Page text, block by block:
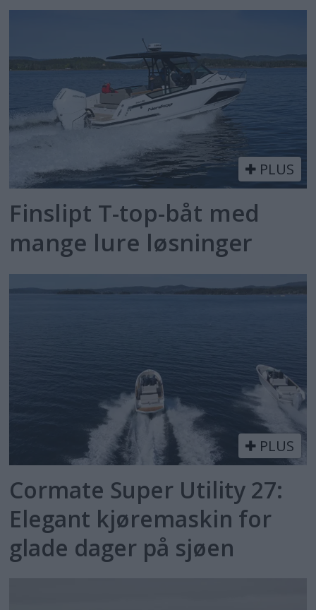
PLUS
Finslipt T-top-båt med
mange lure løsninger
PLUS
Cormate Super Utility 27:
Elegant kjøremaskin for
glade dager på sjøen